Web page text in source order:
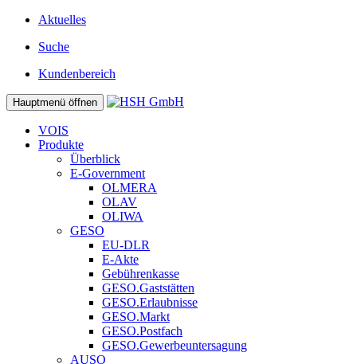
Aktuelles
Suche
Kundenbereich
Hauptmenü öffnen
VOIS
Produkte
Überblick
E-Government
OLMERA
OLAV
OLIWA
GESO
EU-DLR
E-Akte
Gebührenkasse
GESO.Gaststätten
GESO.Erlaubnisse
GESO.Markt
GESO.Postfach
GESO.Gewerbeuntersagung
AUSO